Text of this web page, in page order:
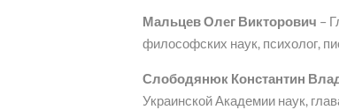
Мальцев Олег Викторович –
философских наук, психолог,
Слободянюк Константин
Украинской Академии наук,